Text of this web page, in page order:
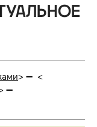
> ➖ <
➖